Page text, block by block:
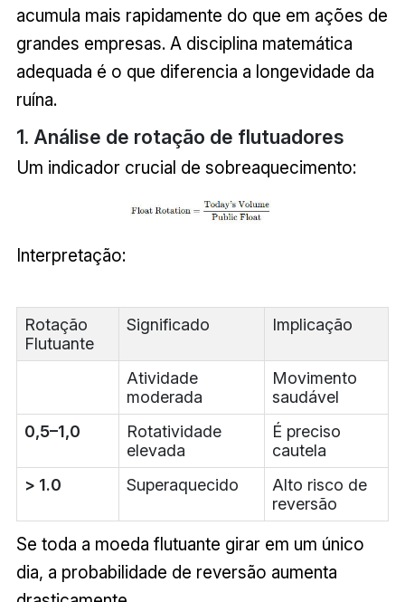
acumula mais rapidamente do que em ações de
grandes empresas. A disciplina matemática
adequada é o que diferencia a longevidade da
ruína.
1. Análise de rotação de flutuadores
Um indicador crucial de sobreaquecimento:
Interpretação:
Rotação
Flutuante
Significado Implicação
Atividade
moderada
Movimento
saudável
0,5–1,0
Rotatividade
elevada
É preciso
cautela
> 1.0
Superaquecido
Alto risco de
reversão
Se toda a moeda flutuante girar em um único
dia, a probabilidade de reversão aumenta